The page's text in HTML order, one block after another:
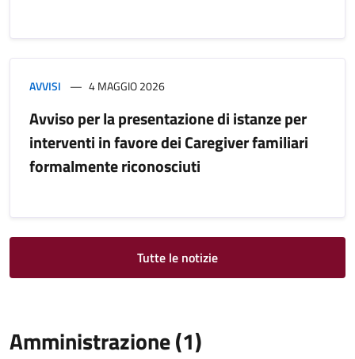
AVVISI 4 MAGGIO 2026
Avviso per la presentazione di istanze per
interventi in favore dei Caregiver familiari
formalmente riconosciuti
Tutte le notizie
Amministrazione (1)